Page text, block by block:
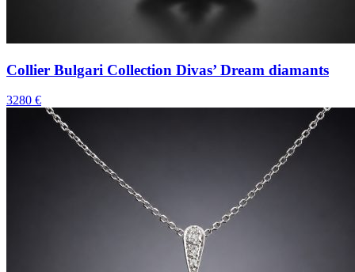
Collier Bulgari Collection Divas’ Dream diamants
3280 €